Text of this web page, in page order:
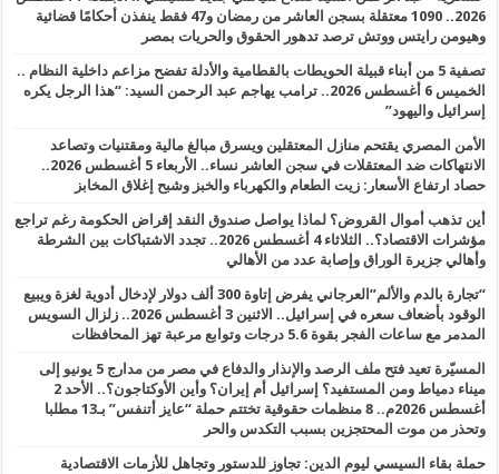
2026.. 1090 معتقلة بسجن العاشر من رمضان و47 فقط ينفذن أحكامًا قضائية
وهيومن رايتس ووتش ترصد تدهور الحقوق والحريات بمصر
تصفية 5 من أبناء قبيلة الحويطات بالقطامية والأدلة تفضح مزاعم داخلية النظام ..
الخميس 6 أغسطس 2026.. ترامب يهاجم عبد الرحمن السيد: “هذا الرجل يكره
إسرائيل واليهود”
الأمن المصري يقتحم منازل المعتقلين ويسرق مبالغ مالية ومقتنيات وتصاعد
الانتهاكات ضد المعتقلات في سجن العاشر نساء.. الأربعاء 5 أغسطس 2026..
حصاد ارتفاع الأسعار: زيت الطعام والكهرباء والخبز وشبح إغلاق المخابز
أين تذهب أموال القروض؟ لماذا يواصل صندوق النقد إقراض الحكومة رغم تراجع
مؤشرات الاقتصاد؟.. الثلاثاء 4 أغسطس 2026.. تجدد الاشتباكات بين الشرطة
وأهالي جزيرة الوراق وإصابة عدد من الأهالي
“تجارة بالدم والألم”العرجاني يفرض إتاوة 300 ألف دولار لإدخال أدوية لغزة ويبيع
الوقود بأضعاف سعره في إسرائيل.. الاثنين 3 أغسطس 2026.. زلزال السويس
المدمر مع ساعات الفجر بقوة 5.6 درجات وتوابع مرعبة تهز المحافظات
المسيّرة تعيد فتح ملف الرصد والإنذار والدفاع في مصر من مدارج 5 يونيو إلى
ميناء دمياط ومن المستفيد؟ إسرائيل أم إيران؟ وأين الأوكتاجون؟.. الأحد 2
أغسطس 2026م.. 8 منظمات حقوقية تختتم حملة “عايز أتنفس” بـ13 مطلبا
وتحذر من موت المحتجزين بسبب التكدس والحر
حملة بقاء السيسي ليوم الدين: تجاوز للدستور وتجاهل للأزمات الاقتصادية